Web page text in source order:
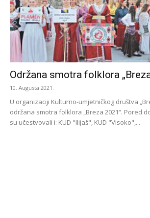
Održana smotra folklora
10. Augusta 2021.
U organizaciji Kulturno-umjetničkog društva
održana smotra folklora „Breza 2021“. Pored
su učestvovali i: KUD "Ilijaš", KUD "Visoko",...